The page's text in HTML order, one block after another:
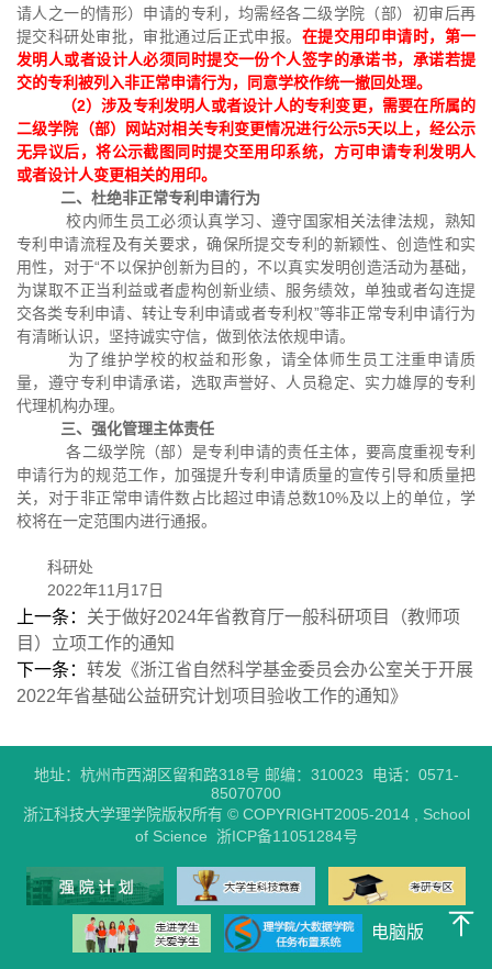
请人之一的情形）申请的专利，均需经各二级学院（部）初审后再
提交科研处审批，审批通过后正式申报。 在提交用印申请时，第一
发明人或者设计人必须同时提交一份个人签字的承诺书，承诺若提
交的专利被列入非正常申请行为，同意学校作统一撤回处理。
（2）涉及专利发明人或者设计人的专利变更，需要在所属的
二级学院（部）网站对相关专利变更情况进行公示5天以上，经公示
无异议后，将公示截图同时提交至用印系统，方可申请专利发明人
或者设计人变更相关的用印。
二、杜绝非正常专利申请行为
校内师生员工必须认真学习、遵守国家相关法律法规，熟知
专利申请流程及有关要求，确保所提交专利的新颖性、创造性和实
用性，对于“不以保护创新为目的，不以真实发明创造活动为基础，
为谋取不正当利益或者虚构创新业绩、服务绩效，单独或者勾连提
交各类专利申请、转让专利申请或者专利权”等非正常专利申请行为
有清晰认识，坚持诚实守信，做到依法依规申请。
为了维护学校的权益和形象，请全体师生员工注重申请质
量，遵守专利申请承诺，选取声誉好、人员稳定、实力雄厚的专利
代理机构办理。
三、强化管理主体责任
各二级学院（部）是专利申请的责任主体，要高度重视专利
申请行为的规范工作，加强提升专利申请质量的宣传引导和质量把
关，对于非正常申请件数占比超过申请总数10%及以上的单位，学
校将在一定范围内进行通报。
科研处
2022年11月17日
上一条： 关于做好2024年省教育厅一般科研项目（教师项
目）立项工作的通知
下一条： 转发《浙江省自然科学基金委员会办公室关于开展
2022年省基础公益研究计划项目验收工作的通知》
地址：杭州市西湖区留和路318号 邮编：310023 电话：0571-
85070700
浙江科技大学理学院版权所有 © COPYRIGHT2005-2014 , School
of Science 浙ICP备11051284号
电脑版